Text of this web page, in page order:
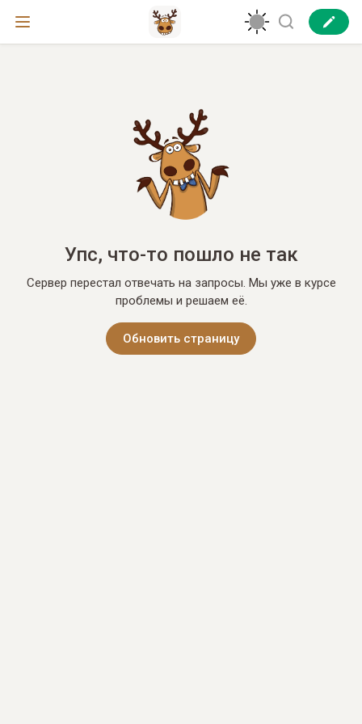
Упс, что-то пошло не так
Сервер перестал отвечать на запросы. Мы уже в курсе
проблемы и решаем её.
Обновить страницу